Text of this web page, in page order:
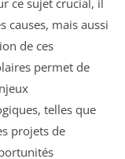
causes, mais aussi
de ces
permet de
telles que
projets de